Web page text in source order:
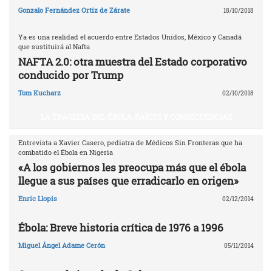
Gonzalo Fernández Ortiz de Zárate 18/10/2018
Ya es una realidad el acuerdo entre Estados Unidos, México y Canadá
que sustituirá al Nafta
NAFTA 2.0: otra muestra del Estado corporativo
conducido por Trump
Tom Kucharz 02/10/2018
Entrevista a Xavier Casero, pediatra de Médicos Sin Fronteras que ha
combatido el Ébola en Nigeria
«A los gobiernos les preocupa más que el ébola
llegue a sus países que erradicarlo en origen»
Enric Llopis 02/12/2014
Ébola: Breve historia crítica de 1976 a 1996
Miguel Ángel Adame Cerón 05/11/2014